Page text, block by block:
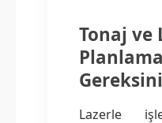
Tonaj ve
Planlama
Lazerle